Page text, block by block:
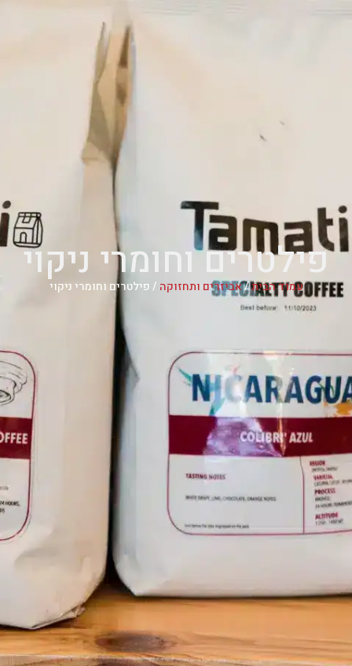
פילטרים וחומרי ניקוי
עמוד הבית/אביזרים ותחזוקה/ פילטרים וחומרי ניקוי